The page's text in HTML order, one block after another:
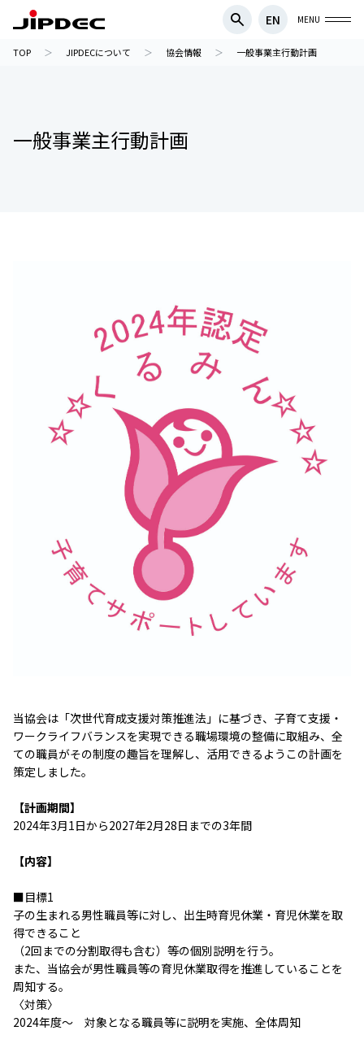
EN MENU
TOP JIPDECについて 協会情報 一般事業主行動計画
一般事業主行動計画
当協会は「次世代育成支援対策推進法」に基づき、子育て支援・
ワークライフバランスを実現できる職場環境の整備に取組み、全
ての職員がその制度の趣旨を理解し、活用できるようこの計画を
策定しました。
【計画期間】
2024年3月1日から2027年2月28日までの3年間
【内容】
■目標1
子の生まれる男性職員等に対し、出生時育児休業・育児休業を取
得できること
（2回までの分割取得も含む）等の個別説明を行う。
また、当協会が男性職員等の育児休業取得を推進していることを
周知する。
〈対策〉
2024年度～ 対象となる職員等に説明を実施、全体周知